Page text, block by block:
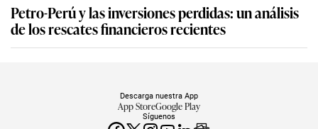
Petro-Perú y las inversiones perdidas: un análisis
de los rescates financieros recientes
Síguenos
Descarga nuestra App
App StoreGoogle Play